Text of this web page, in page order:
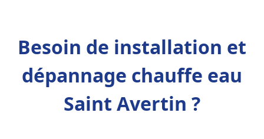
Besoin de installation et
dépannage chauffe eau
Saint Avertin ?